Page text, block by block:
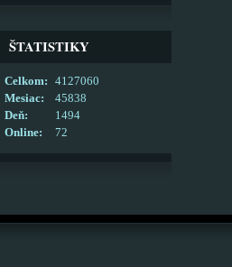
ŠTATISTIKY
Online: 72
Celkom:
4127060
Mesiac:
45838
Deň:
1494